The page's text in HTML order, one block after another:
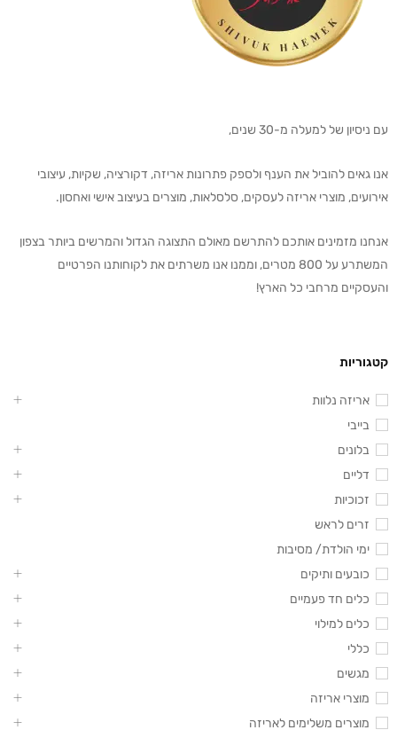
עם ניסיון של למעלה מ-30 שנים,
אנו גאים להוביל את הענף ולספק פתרונות אריזה, דקורציה, שקיות, עיצובי
אירועים, מוצרי אריזה לעסקים, סלסלאות, מוצרים בעיצוב אישי ואחסון.
אנחנו מזמינים אותכם להתרשם מאולם התצוגה הגדול והמרשים ביותר בצפון
המשתרע על 800 מטרים, וממנו אנו משרתים את לקוחותנו הפרטיים
והעסקיים מרחבי כל הארץ!
קטגוריות
אריזה נלוות
בייבי
בלונים
דליים
זכוכיות
זרים לראש
ימי הולדת/ מסיבות
כובעים ותיקים
כלים חד פעמיים
כלים למילוי
כללי
מגשים
מוצרי אריזה
מוצרים משלימים לאריזה